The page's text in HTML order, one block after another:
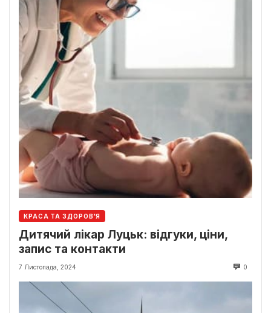
КРАСА ТА ЗДОРОВ'Я
Дитячий лікар Луцьк: відгуки, ціни,
запис та контакти
7 Листопада, 2024 0